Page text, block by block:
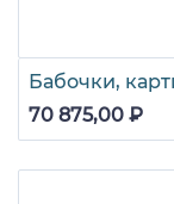
Бабочки,
70 875,00 ₽